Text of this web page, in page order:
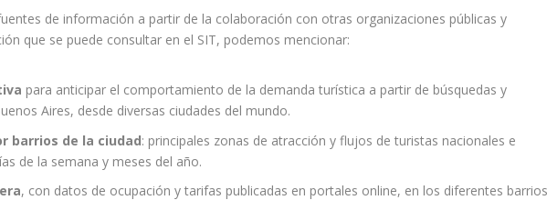
de información a partir de la colaboración con otras organizaciones públicas y
que se puede consultar en el SIT, podemos mencionar:
para anticipar el comportamiento de la demanda turística a partir de búsquedas y
Aires, desde diversas ciudades del mundo.
barrios de la ciudad: principales zonas de atracción y flujos de turistas nacionales e
de la semana y meses del año.
, con datos de ocupación y tarifas publicadas en portales online, en los diferentes